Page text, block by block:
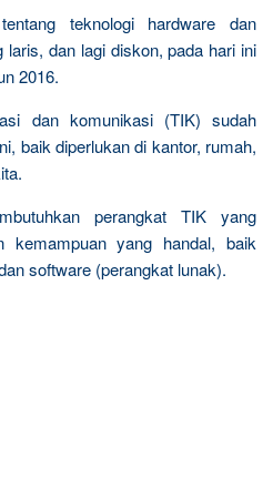
teknologi hardware dan
dan lagi diskon, pada hari ini
2016.
dan komunikasi (TIK) sudah
baik diperlukan di kantor, rumah,
perangkat TIK yang
yang handal, baik
software (perangkat lunak).